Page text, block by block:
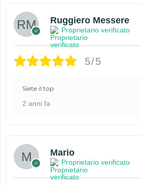
Ruggiero Messere
Proprietario verificato
5/5
Siete il top
2 anni fa
Mario
Proprietario verificato